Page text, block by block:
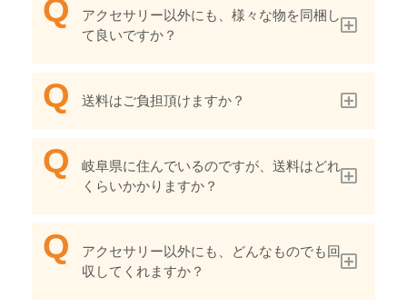
アクセサリー以外にも、様々な物を同梱し
て良いですか？
送料はご負担頂けますか？
岐阜県に住んでいるのですが、送料はどれ
くらいかかりますか？
アクセサリー以外にも、どんなものでも回
収してくれますか？